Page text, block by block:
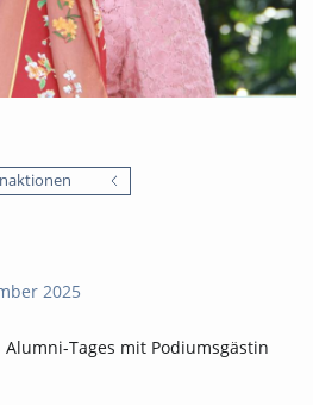
2025
Tages mit Podiumsgästin